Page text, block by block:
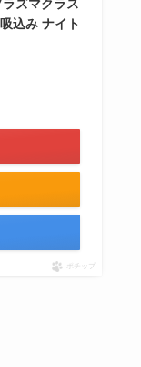
ズマクラス
込み ナイト
ポチップ